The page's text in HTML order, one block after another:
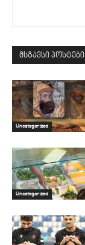
მსგავსი პოსტები
Uncategorized
Uncategorized